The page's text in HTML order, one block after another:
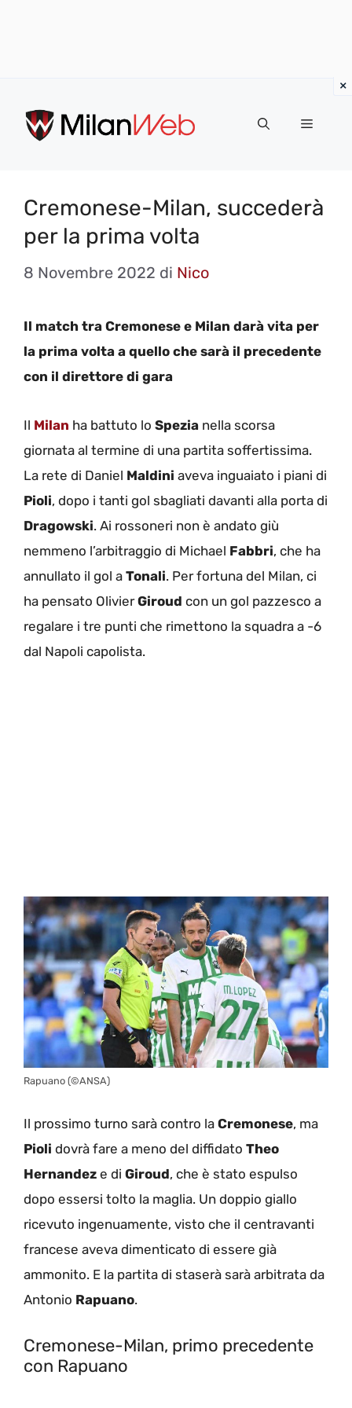
contenuto
MENU
Cremonese-Milan, succederà
per la prima volta
8 Novembre 2022 di Nico
Il match tra Cremonese e Milan darà vita per
la prima volta a quello che sarà il precedente
con il direttore di gara
Il Milan ha battuto lo Spezia nella scorsa
giornata al termine di una partita soffertissima.
La rete di Daniel Maldini aveva inguaiato i piani di
Pioli, dopo i tanti gol sbagliati davanti alla porta di
Dragowski. Ai rossoneri non è andato giù
nemmeno l’arbitraggio di Michael Fabbri, che ha
annullato il gol a Tonali. Per fortuna del Milan, ci
ha pensato OlivierGiroud con un gol pazzesco a
regalare i tre punti che rimettono la squadra a -6
dal Napoli capolista.
Rapuano (©ANSA)
Il prossimo turno sarà contro la Cremonese, ma
Pioli dovrà fare a meno del diffidato Theo
Hernandez e di Giroud, che è stato espulso
dopo essersi tolto la maglia. Un doppio giallo
ricevuto ingenuamente, visto che il centravanti
francese aveva dimenticato di essere già
ammonito. E la partita di staserà sarà arbitrata da
Antonio Rapuano.
Cremonese-Milan, primo precedente
con Rapuano